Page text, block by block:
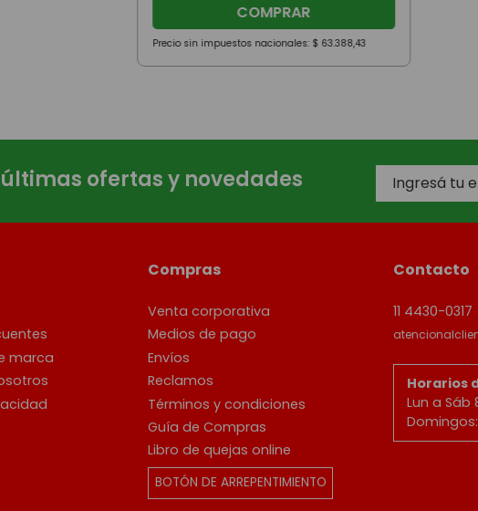
COMPRAR
Precio sin impuestos nacionales: $ 63.388,43
ofertas y novedades
marca
Compras
Venta corporativa
Medios de pago
Envíos
Reclamos
Términos y condiciones
Guía de Compras
Libro de quejas online
BOTÓN DE ARREPENTIMIENTO
Contacto
11 4430-0317
Horarios
Lun a Sáb
Domingos: